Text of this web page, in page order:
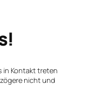
in Kontakt treten
nicht und